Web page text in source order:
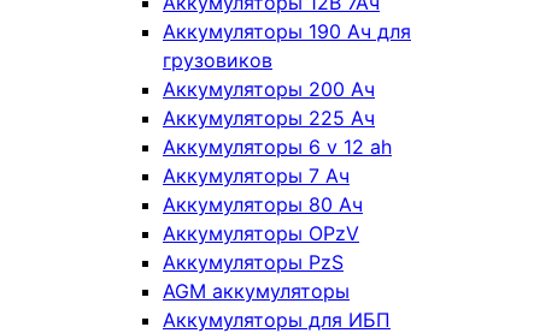
Аккумуляторы 190 Ач для
грузовиков
Аккумуляторы 200 Ач
Аккумуляторы 225 Ач
Аккумуляторы 6 v 12 ah
Аккумуляторы 7 Ач
Аккумуляторы 80 Ач
Аккумуляторы OPzV
Аккумуляторы PzS
AGM аккумуляторы
Аккумуляторы для ИБП